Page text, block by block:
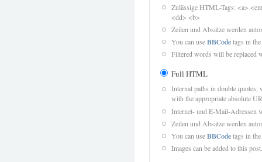
Zulässige HTML-Tags: <a>
<dd> <b>
Zeilen und Absätze werden
You can useBBCodetags in
Filtered words will be replaced
Full HTML
Internal paths in double quotes,
with the appropriate absolute
Internet- und E-Mail-Adressen
Zeilen und Absätze werden
You can useBBCodetags in
Images can be added to this post.